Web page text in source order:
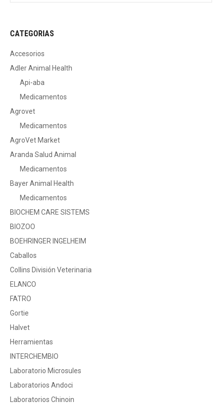
CATEGORIAS
Accesorios
Adler Animal Health
Api-aba
Medicamentos
Agrovet
Medicamentos
AgroVet Market
Aranda Salud Animal
Medicamentos
Bayer Animal Health
Medicamentos
BIOCHEM CARE SISTEMS
BIOZOO
BOEHRINGER INGELHEIM
Caballos
Collins División Veterinaria
ELANCO
FATRO
Gortie
Halvet
Herramientas
INTERCHEMBIO
Laboratorio Microsules
Laboratorios Andoci
Laboratorios Chinoin